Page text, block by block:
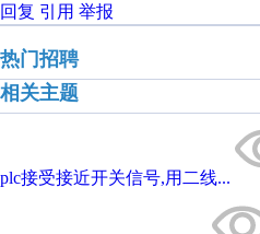
回复 引用 举报
热门招聘
相关主题
plc接受接近开关信号,用二线...